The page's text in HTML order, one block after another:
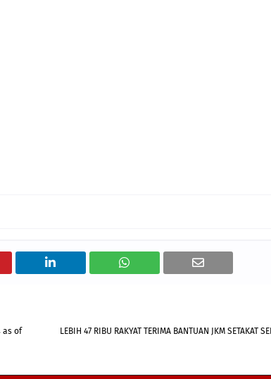
LEBIH 47 RIBU RAKYAT TERIMA BANTUAN JKM SETAKAT
as of